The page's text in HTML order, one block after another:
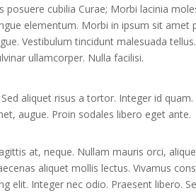
cubilia Curae; Morbi lacinia
elementum. Morbi in ipsum sit amet
Vestibulum tincidunt malesuada
ullamcorper. Nulla facilisi.
aliquet risus a tortor. Integer id
augue. Proin sodales libero eget ante.
at, neque. Nullam mauris orci,
aliquet mollis lectus. Vivamus
elit. Integer nec odio. Praesent libero.